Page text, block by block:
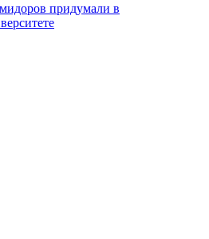
придумали в